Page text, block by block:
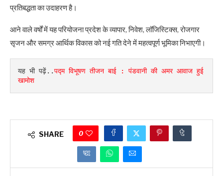
प्रतिबद्धता का उदाहरण है।
आने वाले वर्षों में यह परियोजना प्रदेश के व्यापार, निवेश, लॉजिस्टिक्स, रोजगार
सृजन और समग्र आर्थिक विकास को नई गति देने में महत्वपूर्ण भूमिका निभाएगी।
यह भी पढ़ें..पद्म विभूषण तीजन बाई : पंडवानी की अमर आवाज हुई
खामोश
SHARE 0